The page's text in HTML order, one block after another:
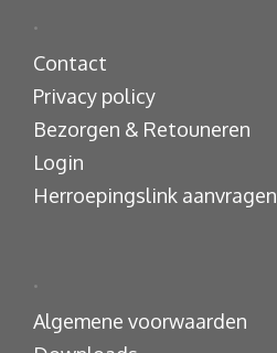
.
Contact
Privacy policy
Bezorgen & Retouneren
Login
Herroepingslink aanvragen
.
Algemene voorwaarden